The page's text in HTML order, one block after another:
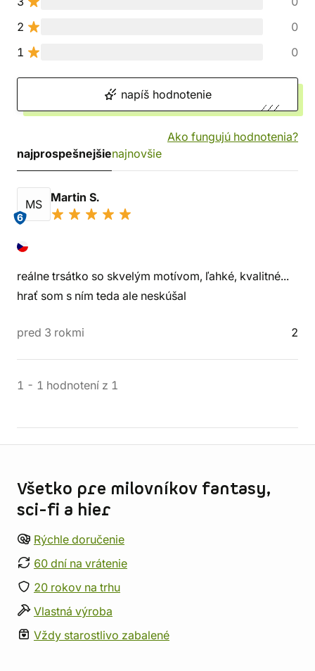
2
0
1
0
napíš hodnotenie
Ako fungujú hodnotenia?
najprospešnejšienajnovšie
MS
6
Martin S.
reálne trsátko so skvelým motívom, ľahké, kvalitné...
hrať som s ním teda ale neskúšal
pred 3 rokmi 2
1 - 1 hodnotení z 1
Všetko pre milovníkov fantasy,
sci-fi a hier
Rýchle doručenie
60 dní na vrátenie
20 rokov na trhu
Vlastná výroba
Vždy starostlivo zabalené